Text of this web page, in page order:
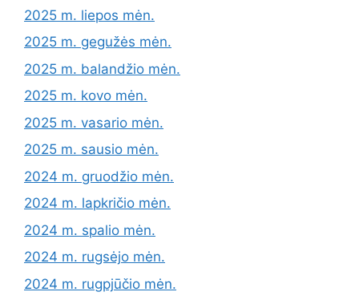
2025 m. liepos mėn.
2025 m. gegužės mėn.
2025 m. balandžio mėn.
2025 m. kovo mėn.
2025 m. vasario mėn.
2025 m. sausio mėn.
2024 m. gruodžio mėn.
2024 m. lapkričio mėn.
2024 m. spalio mėn.
2024 m. rugsėjo mėn.
2024 m. rugpjūčio mėn.